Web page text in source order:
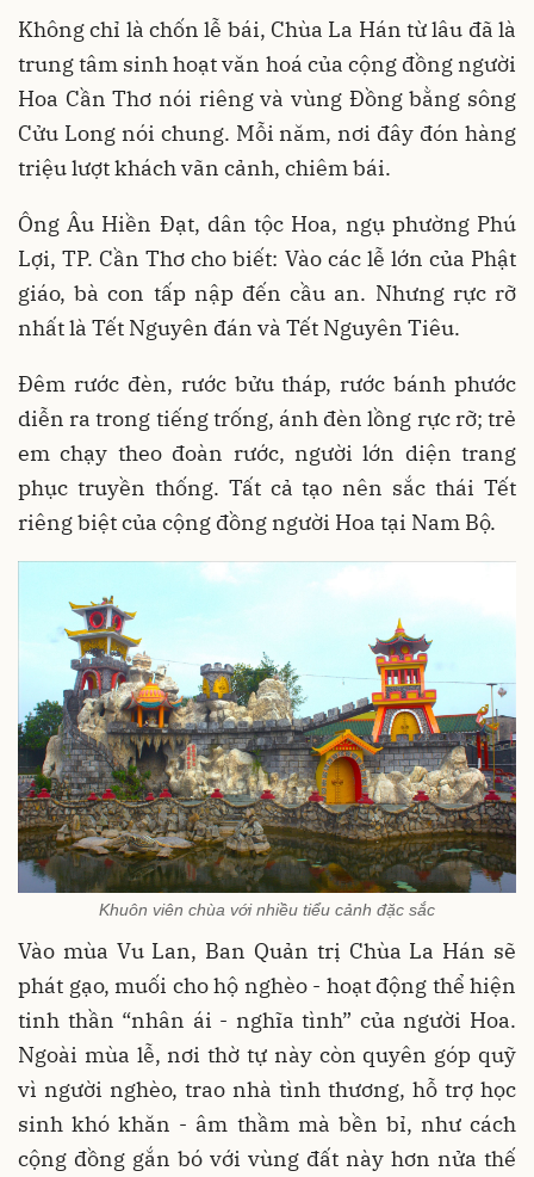
Không chỉ là chốn lễ bái, Chùa La Hán từ lâu đã là
trung tâm sinh hoạt văn hoá của cộng đồng người
Hoa Cần Thơ nói riêng và vùng Đồng bằng sông
Cửu Long nói chung. Mỗi năm, nơi đây đón hàng
triệu lượt khách vãn cảnh, chiêm bái.
Ông Âu Hiền Đạt, dân tộc Hoa, ngụ phường Phú
Lợi, TP. Cần Thơ cho biết: Vào các lễ lớn của Phật
giáo, bà con tấp nập đến cầu an. Nhưng rực rỡ
nhất là Tết Nguyên đán và Tết Nguyên Tiêu.
Đêm rước đèn, rước bửu tháp, rước bánh phước
diễn ra trong tiếng trống, ánh đèn lồng rực rỡ; trẻ
em chạy theo đoàn rước, người lớn diện trang
phục truyền thống. Tất cả tạo nên sắc thái Tết
riêng biệt của cộng đồng người Hoa tại Nam Bộ.
Khuôn viên chùa với nhiều tiểu cảnh đặc sắc
Vào mùa Vu Lan, Ban Quản trị Chùa La Hán sẽ
phát gạo, muối cho hộ nghèo - hoạt động thể hiện
tinh thần “nhân ái - nghĩa tình” của người Hoa.
Ngoài mùa lễ, nơi thờ tự này còn quyên góp quỹ
vì người nghèo, trao nhà tình thương, hỗ trợ học
sinh khó khăn - âm thầm mà bền bỉ, như cách
cộng đồng gắn bó với vùng đất này hơn nửa thế